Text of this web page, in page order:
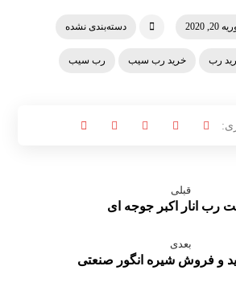
20, 2020 دسته‌بندی نشده
رب خرید رب سیب رب سیب
قبلی
رب انار اکبر جوجه ای
بعدی
و فروش شیره انگور صنعتی